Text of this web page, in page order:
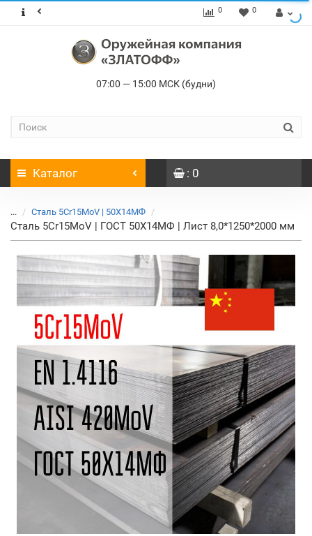
0 0
07:00 — 15:00 МСК (будни)
Каталог : 0
... Сталь 5Cr15MoV | 50Х14МФ
Сталь 5Cr15MoV | ГОСТ 50Х14МФ | Лист 8,0*1250*2000 мм